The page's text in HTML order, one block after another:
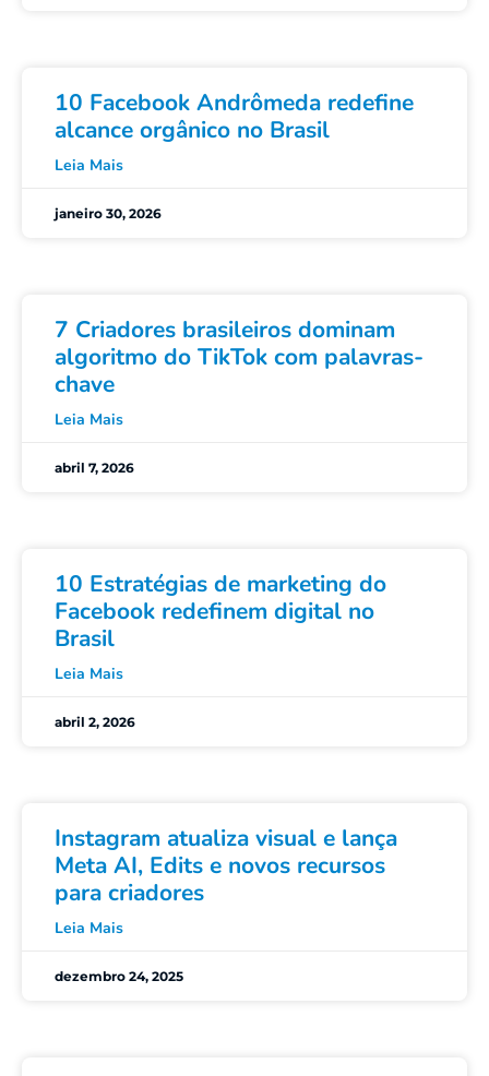
10 Facebook Andrômeda redefine
alcance orgânico no Brasil
Leia Mais
janeiro 30, 2026
7 Criadores brasileiros dominam
algoritmo do TikTok com palavras-
chave
Leia Mais
abril 7, 2026
10 Estratégias de marketing do
Facebook redefinem digital no
Brasil
Leia Mais
abril 2, 2026
Instagram atualiza visual e lança
Meta AI, Edits e novos recursos
para criadores
Leia Mais
dezembro 24, 2025